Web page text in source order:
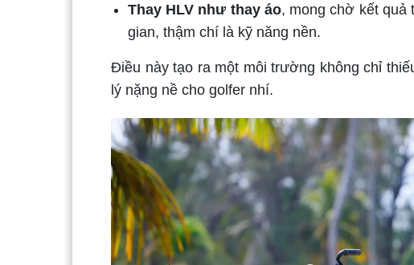
Thay HLV như thay áo, mong chờ kết quả
gian, thậm chí là kỹ năng nền.
Điều này tạo ra một môi trường không chỉ
lý nặng nề cho golfer nhí.